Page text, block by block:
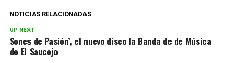
NOTICIAS RELACIONADAS
UP NEXT
Sones de Pasión’, el nuevo disco la Banda de de Música
de El Saucejo